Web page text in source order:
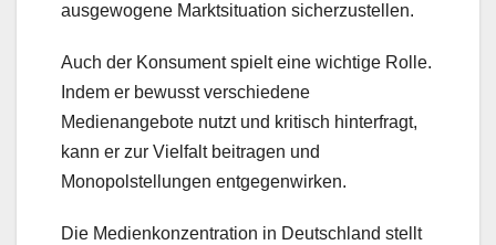
ausgewogene Marktsituation sicherzustellen.
Auch der Konsument spielt eine wichtige Rolle.
Indem er bewusst verschiedene
Medienangebote nutzt und kritisch hinterfragt,
kann er zur Vielfalt beitragen und
Monopolstellungen entgegenwirken.
Die Medienkonzentration in Deutschland stellt